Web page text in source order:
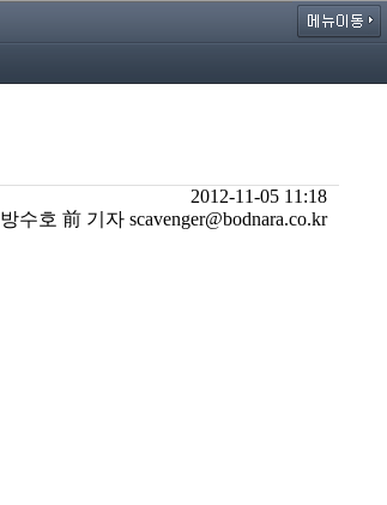
2012-11-05 11:18
방수호 前 기자 scavenger@bodnara.co.kr